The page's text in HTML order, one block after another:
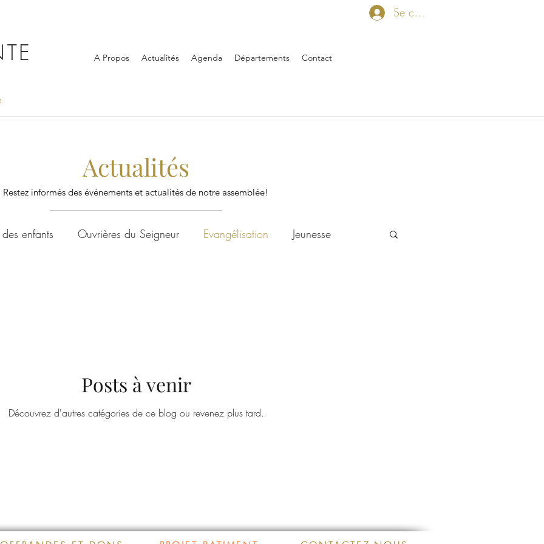
A Propos Actualités Agenda Départements Contact
Se connecter
Actualités
enfants Ouvrières du Seigneur Evangélisation Jeunesse
Posts à venir
Découvrez d'autres catégories de ce blog ou revenez plus tard.
Restez informés des événements et actualités de notre assemblée!